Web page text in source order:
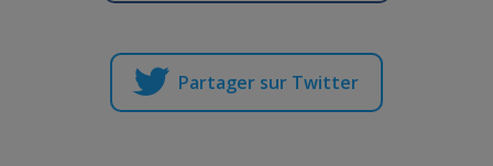
Partager sur Twitter